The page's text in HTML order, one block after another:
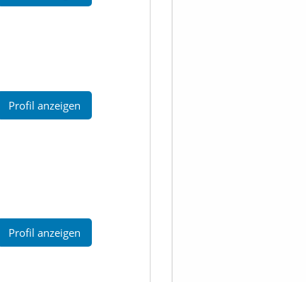
Profil anzeigen
Profil anzeigen